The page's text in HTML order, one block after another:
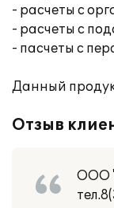
- расчеты с
- расчеты с
- пасчеты с
Данный
Отзыв
ООО